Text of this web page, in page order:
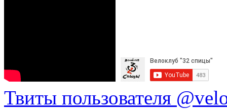
Твиты пользователя